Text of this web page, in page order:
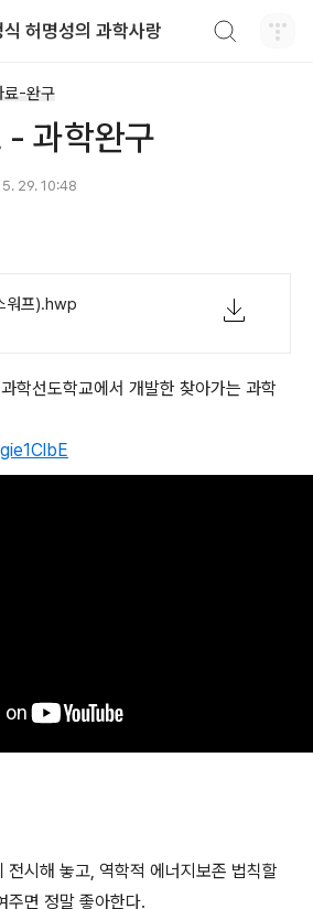
식 허명성의 과학사랑
료-완구
- 과학완구
29. 10:48
워프).hwp
학선도학교에서 개발한 찾아가는 과학
전시해 놓고, 역학적 에너지보존 법칙할
주면 정말 좋아한다.